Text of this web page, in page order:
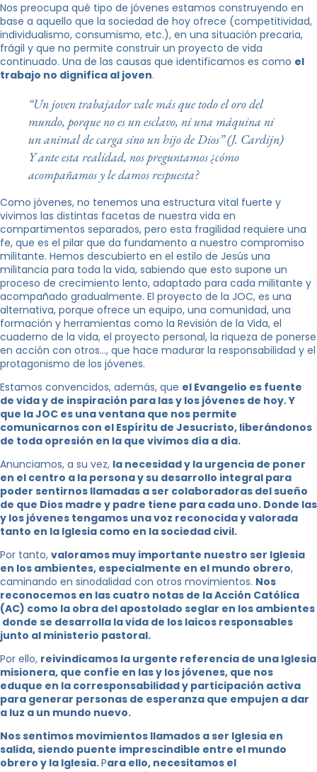
Nos preocupa qué tipo de jóvenes estamos construyendo en
base a aquello que la sociedad de hoy ofrece (competitividad,
individualismo, consumismo, etc.), en una situación precaria,
frágil y que no permite construir un proyecto de vida
continuado. Una de las causas que identificamos es como el
trabajo no dignifica al joven.
“Un joven trabajador vale más que todo el oro del
mundo, porque no es un esclavo, ni una máquina ni
un animal de carga sino un hijo de Dios” (J. Cardijn)
Y ante esta realidad, nos preguntamos ¿cómo
acompañamos y le damos respuesta?
Como jóvenes, no tenemos una estructura vital fuerte y
vivimos las distintas facetas de nuestra vida en
compartimentos separados, pero esta fragilidad requiere una
fe, que es el pilar que da fundamento a nuestro compromiso
militante. Hemos descubierto en el estilo de Jesús una
militancia para toda la vida, sabiendo que esto supone un
proceso de crecimiento lento, adaptado para cada militante y
acompañado gradualmente. El proyecto de la JOC, es una
alternativa, porque ofrece un equipo, una comunidad, una
formación y herramientas como la Revisión de la Vida, el
cuaderno de la vida, el proyecto personal, la riqueza de ponerse
en acción con otros…, que hace madurar la responsabilidad y el
protagonismo de los jóvenes.
Estamos convencidos, además, que el Evangelio es fuente
de vida y de inspiración para las y los jóvenes de hoy. Y
que la JOC es una ventana que nos permite
comunicarnos con el Espíritu de Jesucristo, liberándonos
de toda opresión en la que vivimos día a día.
Anunciamos, a su vez, la necesidad y la urgencia de poner
en el centro a la persona y su desarrollo integral para
poder sentirnos llamadas a ser colaboradoras del sueño
de que Dios madre y padre tiene para cada uno. Donde las
y los jóvenes tengamos una voz reconocida y valorada
tanto en la Iglesia como en la sociedad civil.
Por tanto, valoramos muy importante nuestro ser Iglesia
en los ambientes, especialmente en el mundo obrero,
caminando en sinodalidad con otros movimientos. Nos
reconocemos en las cuatro notas de la Acción Católica
(AC) como la obra del apostolado seglar en los ambientes
donde se desarrolla la vida de los laicos responsables
junto al ministerio pastoral.
Por ello, reivindicamos la urgente referencia de una Iglesia
misionera, que confíe en las y los jóvenes, que nos
eduque en la corresponsabilidad y participación activa
para generar personas de esperanza que empujen a dar
a luz a un mundo nuevo.
Nos sentimos movimientos llamados a ser Iglesia en
salida, siendo puente imprescindible entre el mundo
obrero y la Iglesia.Para ello, necesitamos el